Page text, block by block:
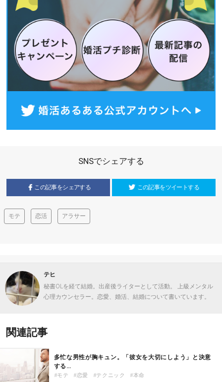
SNSでシェアする
この記事をシェアする この記事をツイートする
モテ 恋活 アラサー
テヒ
秘書OLを経て結婚。出産後ライターとして活動。 上級メンタル
心理カウンセラー。恋愛、婚活、結婚について書いています。
関連記事
多忙な男性が胸キュン。「彼女を大切にしよう」と決意
する…
モテ 恋愛 テクニック 本命